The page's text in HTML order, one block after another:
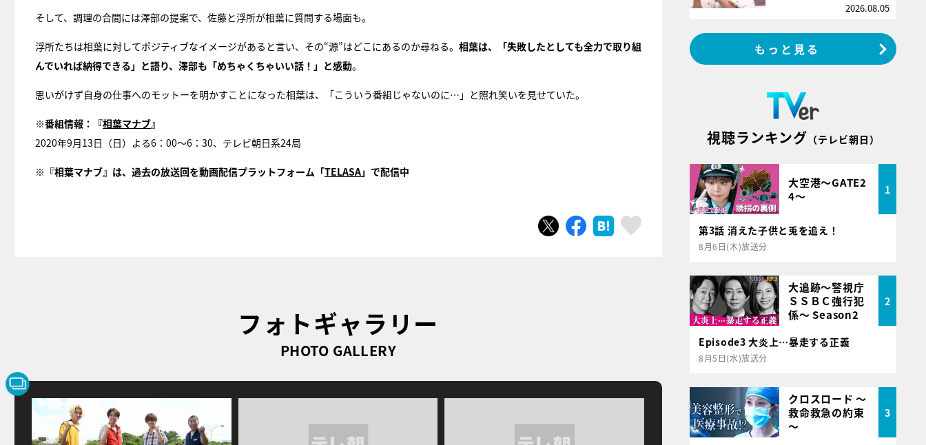
そして、調理の合間には澤部の提案で、佐藤と浮所が相葉に質問する場面も。
浮所たちは相葉に対してポジティブなイメージがあると言い、その“源”はどこにあるのか尋ねる。 相葉は、「失敗したとしても全力で取り組
んでいれば納得できる」と語り、澤部も「めちゃくちゃいい話！」と感動。
思いがけず自身の仕事へのモットーを明かすことになった相葉は、「こういう番組じゃないのに…」と照れ笑いを見せていた。
※番組情報：『相葉マナブ』
2020年9月13日（日）よる6：00～6：30、テレビ朝日系24局
※『相葉マナブ』は、過去の放送回を動画配信プラットフォーム「TELASA」で配信中
ツイートシェア はてブ
フォトギャラリー
PHOTO GALLERY
2026.08.05
もっと見る
視聴ランキング （テレビ朝日）
大空港～GATE2
4～
1
第3話 消えた子供と兎を追え！
8月6日(木)放送分
大追跡～警視庁
ＳＳＢＣ強行犯
係～ Season2
2
Episode3 大炎上…暴走する正義
8月5日(水)放送分
クロスロード ～
救命救急の約束
～
3